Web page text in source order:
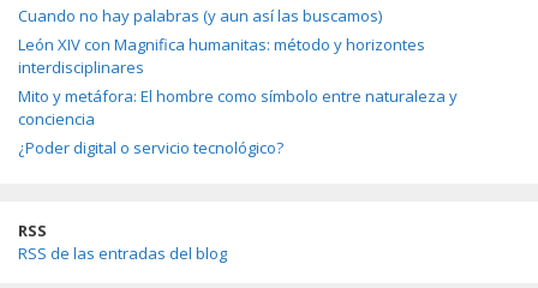
Cuando no hay palabras (y aun así las buscamos)
León XIV con Magnifica humanitas: método y horizontes
interdisciplinares
Mito y metáfora: El hombre como símbolo entre naturaleza y
conciencia
¿Poder digital o servicio tecnológico?
RSS
RSS de las entradas del blog